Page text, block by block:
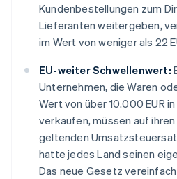
Kundenbestellungen zum
Lieferanten weitergeben,
im Wert von weniger als 22
EU-weiter Schwellenwert:
Unternehmen, die Waren
Wert von über 10.000 EUR
verkaufen, müssen auf
geltenden
hatte jedes Land seinen
Das neue Gesetz